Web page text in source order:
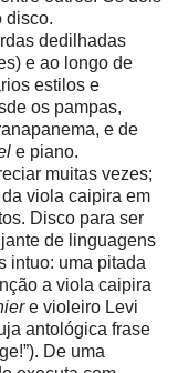
disco.
dedilhadas
e ao longo de
estilos e
os pampas,
e de
e piano.
muitas vezes;
viola caipira em
Disco para ser
de linguagens
intuo: uma pitada
a viola caipira
e violeiro Levi
antológica frase
De uma